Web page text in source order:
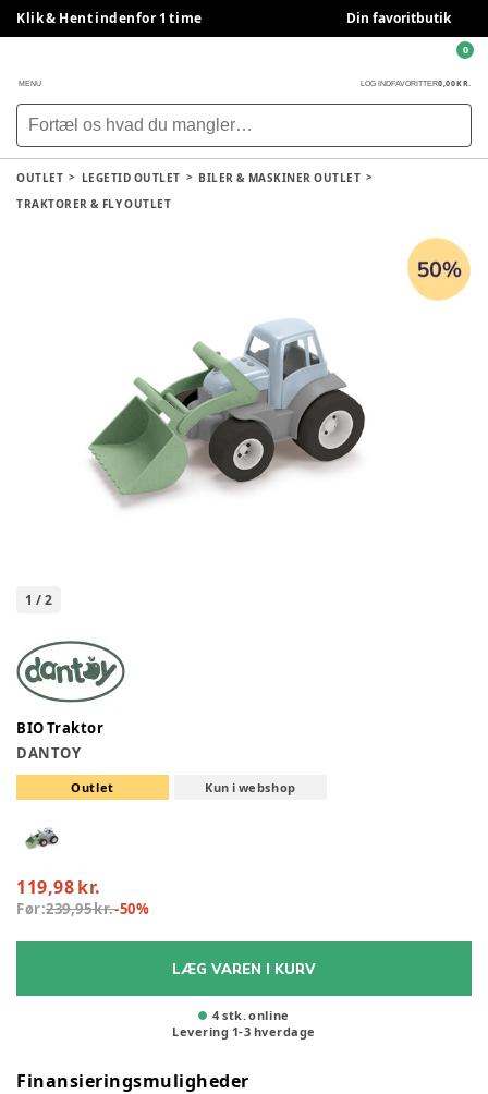
Klik & Hent indenfor 1 time Din favoritbutik
MENU LOG INDFAVORITTER0,00 KR.
0
OUTLET LEGETID OUTLET
BILER & MASKINER OUTLET
TRAKTORER & FLY OUTLET
1 /2
BIO Traktor
DANTOY
Outlet Kun i webshop
119,98 kr.
Før:239,95 kr.-50%
LÆG VAREN I KURV
4 stk. online
Levering 1-3 hverdage
Finansieringsmuligheder